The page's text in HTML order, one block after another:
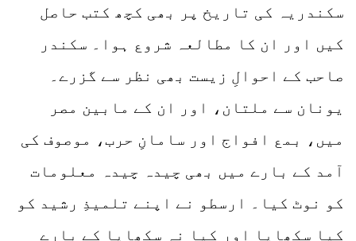
سکندریہ کی تاریخ پر بھی کچھ کتب حاصل
کیں اور ان کا مطالعہ شروع ہوا۔ سکندر
صاحب کے احوالِ زیست بھی نظر سے گزرے۔
یونان سے ملتان، اور ان کے مابین مصر
میں، بمع افواج اور سامانِ حرب، موصوف کی
آمد کے بارے میں بھی چیدہ چیدہ معلومات
کو نوٹ کیا۔ ارسطو نے اپنے تلمیذِ رشید کو
کیا سکھایا اور کیا نہ سکھایا کے بارے